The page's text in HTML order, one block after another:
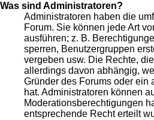
Was sind Administratoren?
Administratoren haben die
Forum. Sie können jede Art
ausführen; z. B.
sperren, Benutzergruppen
vergeben usw. Die Rechte,
allerdings davon abhängig,
Gründer des Forums oder ein
hat. Administratoren können
Moderationsberechtigungen
entsprechende Recht erteilt